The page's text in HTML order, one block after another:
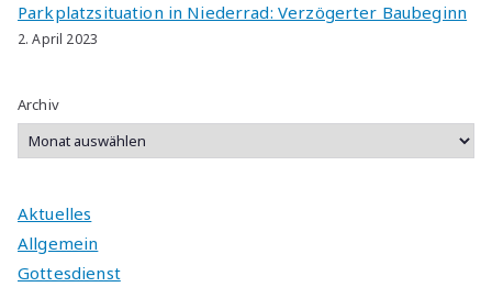
Parkplatzsituation in Niederrad: Verzögerter Baubeginn
2. April 2023
Archiv
Aktuelles
Allgemein
Gottesdienst